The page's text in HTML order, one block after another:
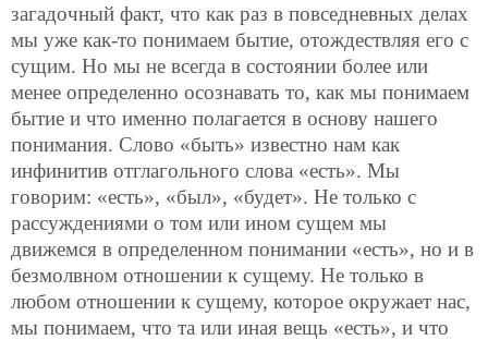
загадочный факт, что как раз в повседневных делах
мы уже как-то понимаем бытие, отождествляя его с
сущим. Но мы не всегда в состоянии более или
менее определенно осознавать то, как мы понимаем
бытие и что именно полагается в основу нашего
понимания. Слово «быть» известно нам как
инфинитив отглагольного слова «есть». Мы
говорим: «есть», «был», «будет». Не только с
рассуждениями о том или ином сущем мы
движемся в определенном понимании «есть», но и в
безмолвном отношении к сущему. Не только в
любом отношении к сущему, которое окружает нас,
мы понимаем, что та или иная вещь «есть», и что